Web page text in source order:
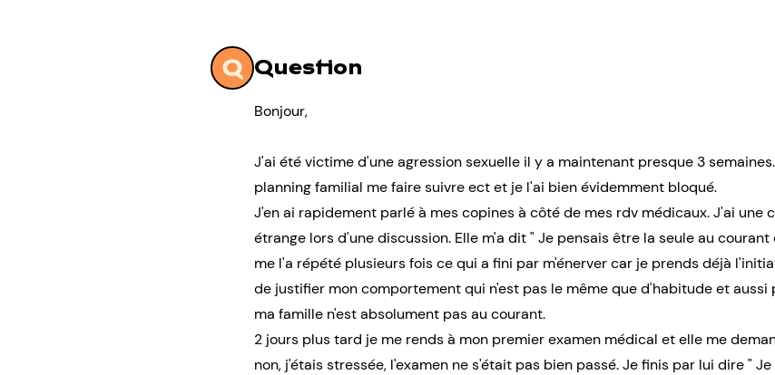
Question
Bonjour,
J'ai été victime d'une agression sexuelle il y a maintenant presque 3
planning familial me faire suivre ect et je l'ai bien évidemment bloqué.
J'en ai rapidement parlé à mes copines à côté de mes rdv médicaux. J'ai une
étrange lors d'une discussion. Elle m'a dit " Je pensais être la seule au
me l'a répété plusieurs fois ce qui a fini par m'énerver car je prends déjà
de justifier mon comportement qui n'est pas le même que d'habitude et
ma famille n'est absolument pas au courant.
2 jours plus tard je me rends à mon premier examen médical et elle me
non, j'étais stressée, l'examen ne s'était pas bien passé. Je finis par lui dire "